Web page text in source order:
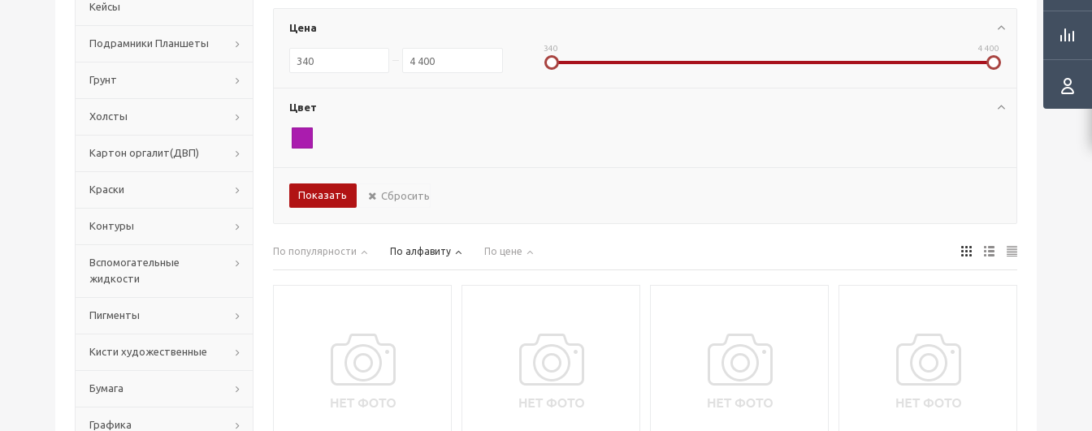
Кейсы
Подрамники Планшеты
Грунт
Холсты
Картон оргалит(ДВП)
Краски
Контуры
Вспомогательные
жидкости
Пигменты
Кисти художественные
Бумага
Графика
Цена
340 4 400
Цвет
Сбросить
По популярности По алфавиту По цене